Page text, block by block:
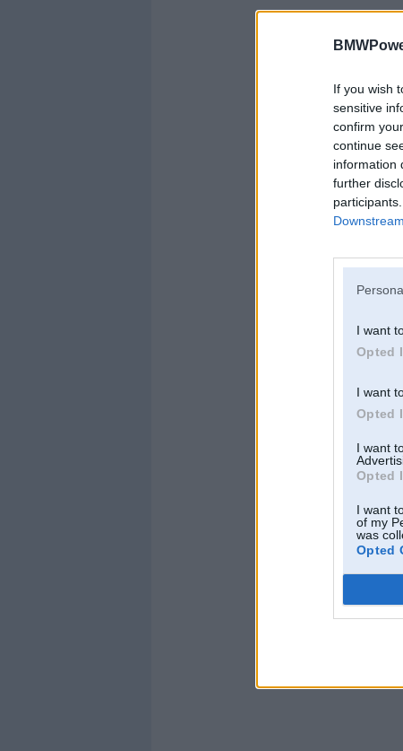
If you wish
sensitive
confirm
continue
information
further
I want
Opted
I want
Opted
I want
Opted
I want
of my
was
Opted
Te džeki kaut ko